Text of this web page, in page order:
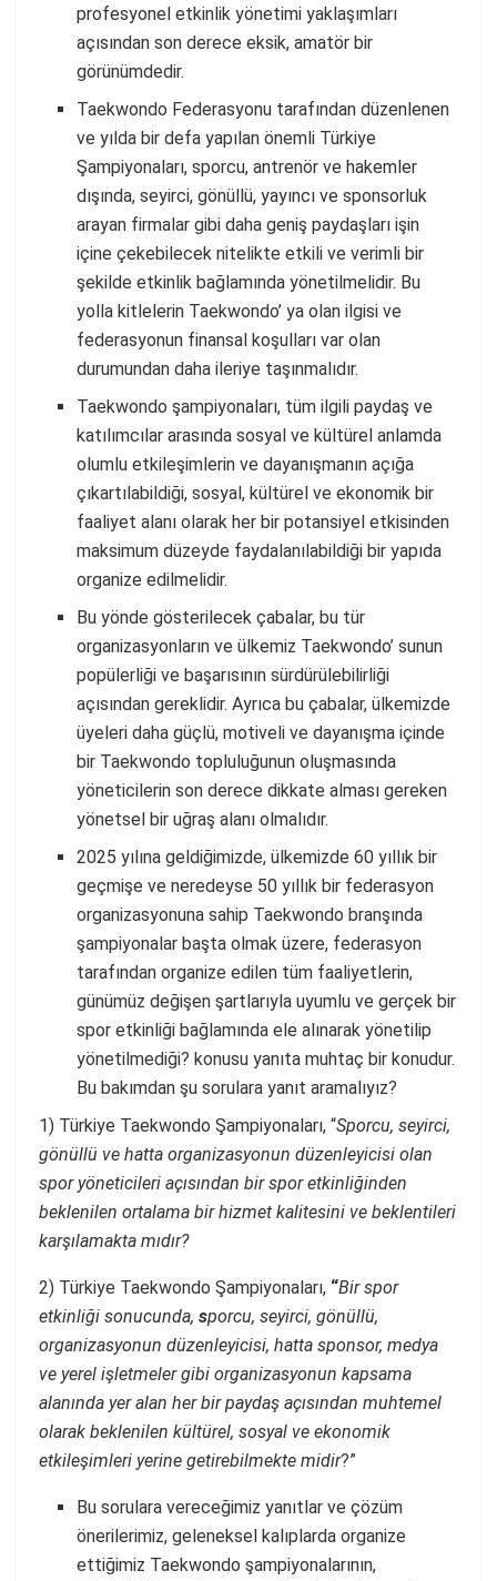
profesyonel etkinlik yönetimi yaklaşımları
açısından son derece eksik, amatör bir
görünümdedir.
Taekwondo Federasyonu tarafından düzenlenen
ve yılda bir defa yapılan önemli Türkiye
Şampiyonaları, sporcu, antrenör ve hakemler
dışında, seyirci, gönüllü, yayıncı ve sponsorluk
arayan firmalar gibi daha geniş paydaşları işin
içine çekebilecek nitelikte etkili ve verimli bir
şekilde etkinlik bağlamında yönetilmelidir. Bu
yolla kitlelerin Taekwondo’ ya olan ilgisi ve
federasyonun finansal koşulları var olan
durumundan daha ileriye taşınmalıdır.
Taekwondo şampiyonaları, tüm ilgili paydaş ve
katılımcılar arasında sosyal ve kültürel anlamda
olumlu etkileşimlerin ve dayanışmanın açığa
çıkartılabildiği, sosyal, kültürel ve ekonomik bir
faaliyet alanı olarak her bir potansiyel etkisinden
maksimum düzeyde faydalanılabildiği bir yapıda
organize edilmelidir.
Bu yönde gösterilecek çabalar, bu tür
organizasyonların ve ülkemiz Taekwondo’ sunun
popülerliği ve başarısının sürdürülebilirliği
açısından gereklidir. Ayrıca bu çabalar, ülkemizde
üyeleri daha güçlü, motiveli ve dayanışma içinde
bir Taekwondo topluluğunun oluşmasında
yöneticilerin son derece dikkate alması gereken
yönetsel bir uğraş alanı olmalıdır.
2025 yılına geldiğimizde, ülkemizde 60 yıllık bir
geçmişe ve neredeyse 50 yıllık bir federasyon
organizasyonuna sahip Taekwondo branşında
şampiyonalar başta olmak üzere, federasyon
tarafından organize edilen tüm faaliyetlerin,
günümüz değişen şartlarıyla uyumlu ve gerçek bir
spor etkinliği bağlamında ele alınarak yönetilip
yönetilmediği? konusu yanıta muhtaç bir konudur.
Bu bakımdan şu sorulara yanıt aramalıyız?
1) Türkiye Taekwondo Şampiyonaları, “Sporcu, seyirci,
gönüllü ve hatta organizasyonun düzenleyicisi olan
spor yöneticileri açısından bir spor etkinliğinden
beklenilen ortalama bir hizmet kalitesini ve beklentileri
karşılamakta mıdır?
2) Türkiye Taekwondo Şampiyonaları, “Bir spor
etkinliği sonucunda, sporcu, seyirci, gönüllü,
organizasyonun düzenleyicisi, hatta sponsor, medya
ve yerel işletmeler gibi organizasyonun kapsama
alanında yer alan her bir paydaş açısından muhtemel
olarak beklenilen kültürel, sosyal ve ekonomik
etkileşimleri yerine getirebilmekte midir?”
Bu sorulara vereceğimiz yanıtlar ve çözüm
önerilerimiz, geleneksel kalıplarda organize
ettiğimiz Taekwondo şampiyonalarının,